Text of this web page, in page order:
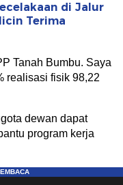
di Jalur
Terima
Tanah Bumbu. Saya
realisasi fisik 98,22
dewan dapat
program kerja